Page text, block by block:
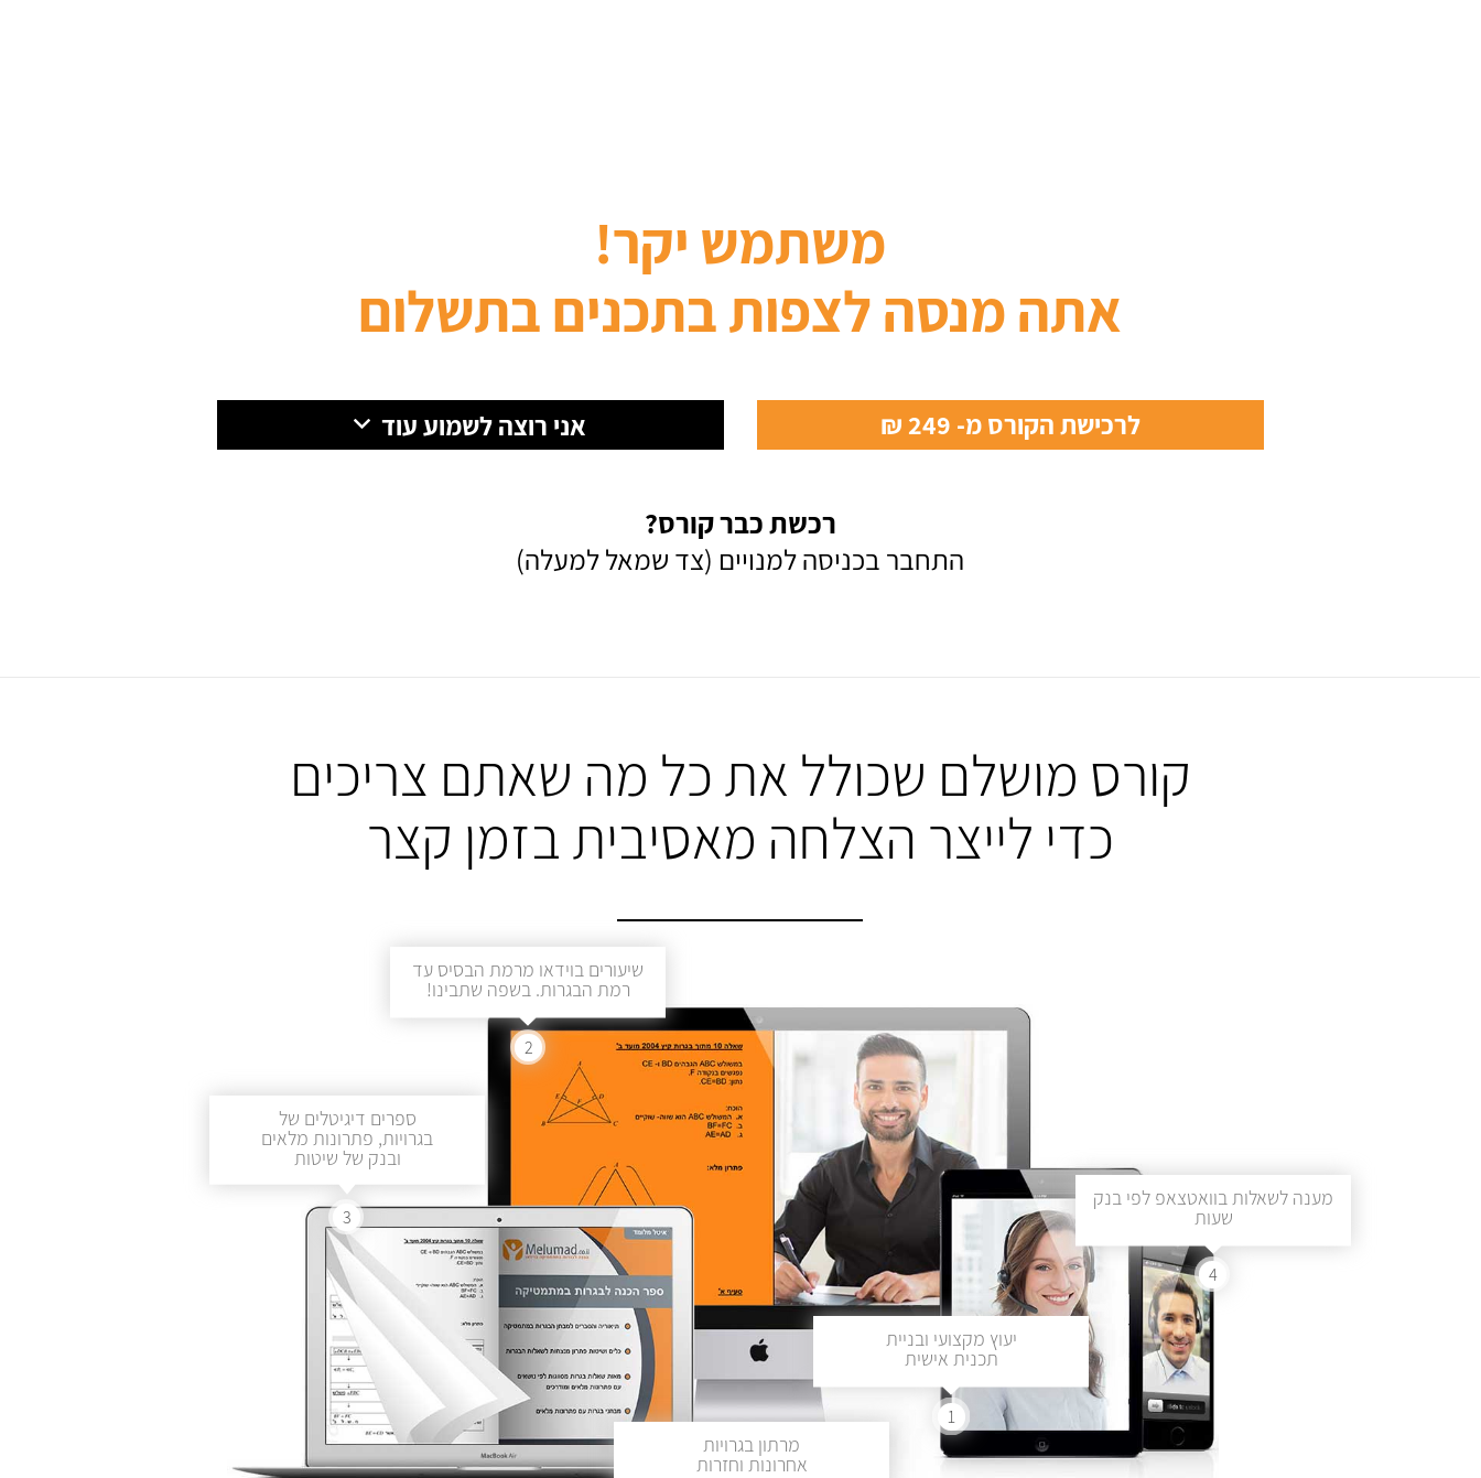
משתמש יקר!
אתה מנסה לצפות בתכנים בתשלום
לרכישת הקורס מ- 249 ₪ אני רוצה לשמוע עוד
רכשת כבר קורס?
התחבר בכניסה למנויים (צד שמאל למעלה)
קורס מושלם שכולל את כל מה שאתם צריכים
כדי לייצר הצלחה מאסיבית בזמן קצר
יעוץ מקצועי ובניית
תכנית אישית
1
שיעורים בוידאו מרמת הבסיס עד
רמת הבגרות. בשפה שתבינו!
2
ספרים דיגיטלים של
בגרויות, פתרונות מלאים
ובנק של שיטות
3
מענה לשאלות בוואטצאפ לפי בנק
שעות
4
מרתון בגרויות
אחרונות וחזרות